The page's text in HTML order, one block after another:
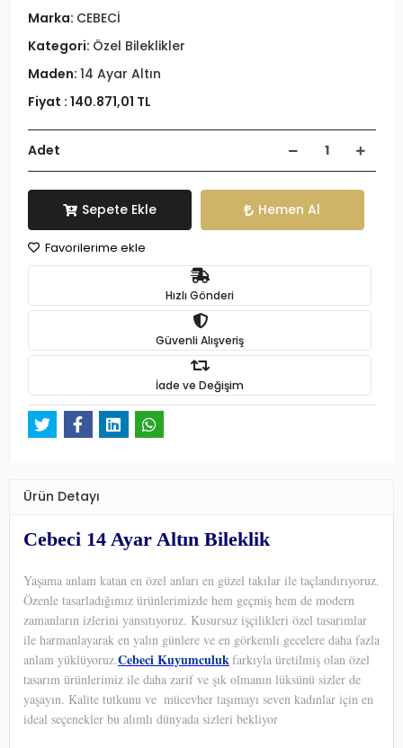
Marka: CEBECİ
Kategori: Özel Bileklikler
Maden: 14 Ayar Altın
Fiyat : 140.871,01 TL
Adet
Sepete Ekle Hemen Al
Favorilerime ekle
Hızlı Gönderi
Güvenli Alışveriş
İade ve Değişim
Ürün Detayı
Cebeci 14 Ayar Altın Bileklik
Yaşama anlam katan en özel anları en güzel takılar ile taçlandırıyoruz.
Özenle tasarladığımız ürünlerimizde hem geçmiş hem de modern
zamanların izlerini yansıtıyoruz. Kusursuz işçilikleri özel tasarımlar
ile harmanlayarak en yalın günlere ve en görkemli gecelere daha fazla
anlam yüklüyoruz.Cebeci Kuyumculukfarkıyla üretilmiş olan özel
tasarım ürünlerimiz ile daha zarif ve şık olmanın lüksünü sizler de
yaşayın. Kalite tutkunu ve mücevher taşımayı seven kadınlar için en
ideal seçenekler bu alımlı dünyada sizleri bekliyor